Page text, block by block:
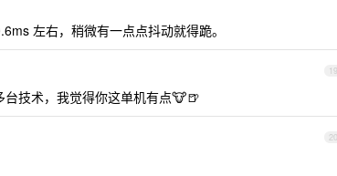
左右，稍微有一点点抖动就得跪。
19
台技术，我觉得你这单机有点🐮🍺
20